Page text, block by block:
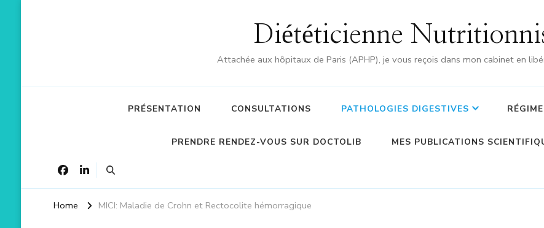
Diététicienne
Attachée aux hôpitaux de Paris (APHP), je vous reçois dans mon cabinet en
PRÉSENTATION CONSULTATIONS PATHOLOGIES DIGESTIVES
PRENDRE RENDEZ-VOUS SUR DOCTOLIB MES PUBLICATIONS
Home MICI: Maladie de Crohn et Rectocolite hémorragique